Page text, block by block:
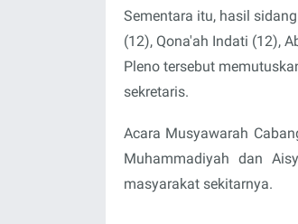
Sementara itu, hasil
(12), Qona'ah Indati (12),
Pleno tersebut
sekretaris.
Acara Musyawarah
Muhammadiyah dan
masyarakat sekitarnya.